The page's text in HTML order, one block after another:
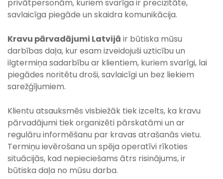
privātpersonām, kuriem svarīga ir precizitāte,
savlaicīga piegāde un skaidra komunikācija.
Kravu pārvadājumi Latvijā ir būtiska mūsu
darbības daļa, kuresam izveidojušiuzticību un
ilgtermiņa sadarbību ar klientiem, kuriem svarīgi, lai
piegādes noritētu droši,savlaicīgiun bez liekiem
sarežģījumiem.
Klientu atsauksmēs visbiežāk tiek izcelts, ka kravu
pārvadājumi tiek organizēti pārskatāmi un ar
regulāru informēšanu par kravas atrašanās vietu.
Termiņu ievērošana un spēja operatīvi rīkoties
situācijās, kad nepieciešams ātrs risinājums, ir
būtiska daļa no mūsu darba.